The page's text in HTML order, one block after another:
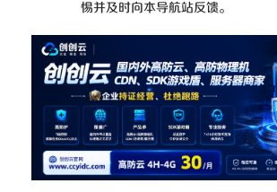
惕并及时向本导航站反馈。